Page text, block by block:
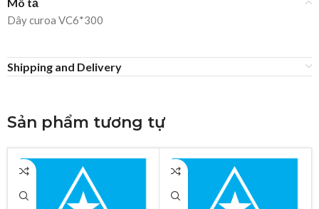
Dây curoa VC6*300
Shipping and Delivery
Sản phẩm tương tự